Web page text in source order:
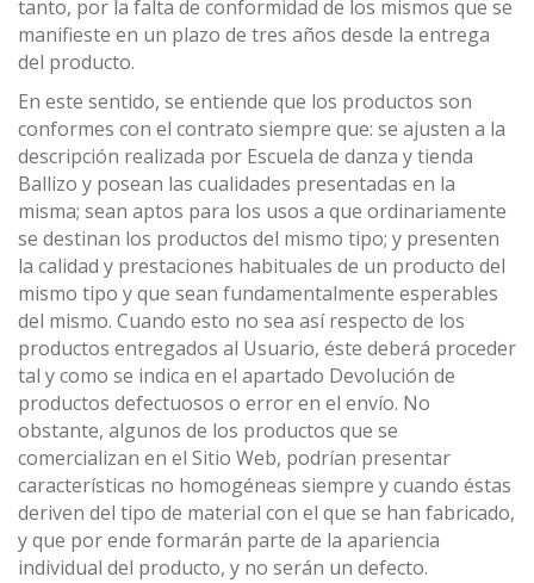
tanto, por la falta de conformidad de los mismos que se
manifieste en un plazo de tres años desde la entrega
del producto.
En este sentido, se entiende que los productos son
conformes con el contrato siempre que: se ajusten a la
descripción realizada por Escuela de danza y tienda
Ballizo y posean las cualidades presentadas en la
misma; sean aptos para los usos a que ordinariamente
se destinan los productos del mismo tipo; y presenten
la calidad y prestaciones habituales de un producto del
mismo tipo y que sean fundamentalmente esperables
del mismo. Cuando esto no sea así respecto de los
productos entregados al Usuario, éste deberá proceder
tal y como se indica en el apartado Devolución de
productos defectuosos o error en el envío. No
obstante, algunos de los productos que se
comercializan en el Sitio Web, podrían presentar
características no homogéneas siempre y cuando éstas
deriven del tipo de material con el que se han fabricado,
y que por ende formarán parte de la apariencia
individual del producto, y no serán un defecto.